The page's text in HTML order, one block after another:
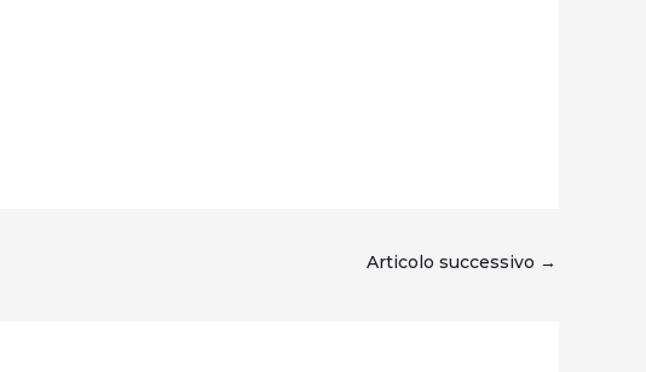
Articolo successivo →